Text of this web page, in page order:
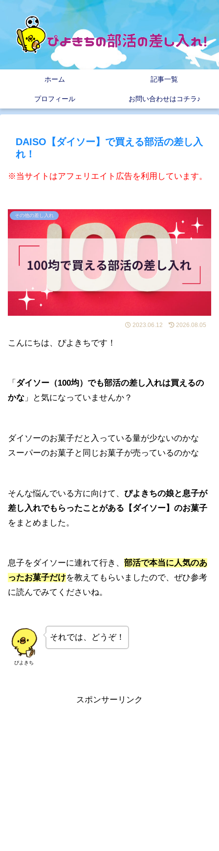
ホーム 記事一覧
プロフィール お問い合わせはコチラ♪
DAISO【ダイソー】で買える部活の差し入
れ！
※当サイトはアフェリエイト広告を利用しています。
その他の差し入れ
2023.06.12 2026.08.05
こんにちは、ぴよきちです！
「 ダイソー（100均）でも部活の差し入れは買えるの
かな 」と気になっていませんか？
ダイソーのお菓子だと入っている量が少ないのかな
スーパーのお菓子と同じお菓子が売っているのかな
そんな悩んでいる方に向けて、 ぴよきちの娘と息子が
差し入れでもらったことがある【ダイソー】のお菓子
をまとめました。
息子をダイソーに連れて行き、 部活で本当に人気のあ
ったお菓子だけを教えてもらいましたので、ぜひ参考
に読んでみてくださいね。
ぴよきち
それでは、どうぞ！
スポンサーリンク